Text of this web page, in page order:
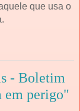
que usa o
- Boletim
em perigo"